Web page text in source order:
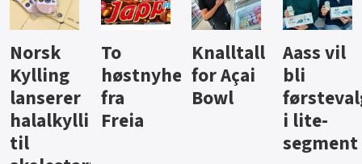
Knalltall
for Açai
Bowl
Aass vil
bli
førstevalg
i lite-
Brus og
jus fra
Berentsen
Hard
iste fra
Hansa